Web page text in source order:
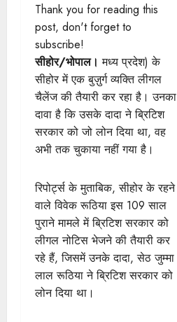
Thank you for reading this
post, don't forget to
subscribe!
सीहोर/भोपाल। मध्य प्रदेश) के
सीहोर में एक बुज़ुर्ग व्यक्ति लीगल
चैलेंज की तैयारी कर रहा है। उनका
दावा है कि उसके दादा ने ब्रिटिश
सरकार को जो लोन दिया था, वह
अभी तक चुकाया नहीं गया है।
रिपोर्ट्स के मुताबिक, सीहोर के रहने
वाले विवेक रूठिया इस 109 साल
पुराने मामले में ब्रिटिश सरकार को
लीगल नोटिस भेजने की तैयारी कर
रहे हैं, जिसमें उनके दादा, सेठ जुम्मा
लाल रूठिया ने ब्रिटिश सरकार को
लोन दिया था।